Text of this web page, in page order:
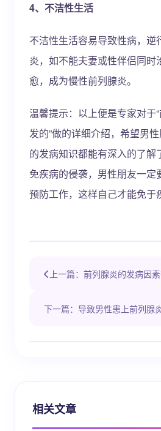
4、不洁性生活
不洁性生活容易导致性病，逆
炎，如不能夫妻或性伴侣同时
愈，成为慢性前列腺炎。
温馨提示：以上便是专家对于
发的”做的详细介绍，希望男
的发病知识都能有深入的了解
免疾病的侵袭，男性朋友一定
预防工作，这样自己才能免于
上一篇：前列腺炎的发病因
下一篇：导致男性患上前列腺
相关文章